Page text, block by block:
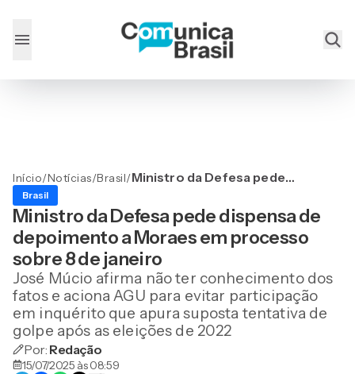
Início/Notícias/Brasil/Ministro da Defesa pede
Moraes em processo
sobre 8 de janeiro
Brasil
Ministro da Defesa pede dispensa de
depoimento a Moraes em processo
sobre 8 de janeiro
José Múcio afirma não ter conhecimento dos
fatos e aciona AGU para evitar participação
em inquérito que apura suposta tentativa de
golpe após as eleições de 2022
Por: Redação
15/07/2025 às 08:59